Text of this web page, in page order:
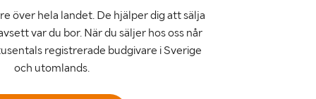
över hela landet. De hjälper dig att sälja
var du bor. När du säljer hos oss når
registrerade budgivare i Sverige
och utomlands.